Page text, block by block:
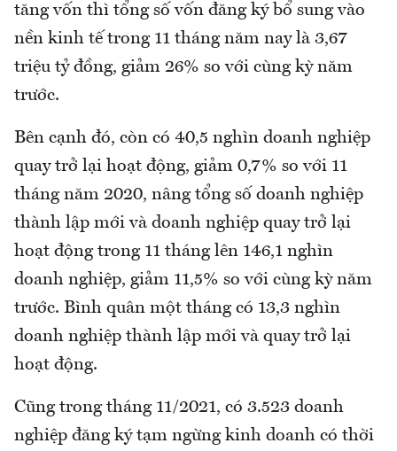
tăng vốn thì tổng số vốn đăng ký bổ sung vào
nền kinh tế trong 11 tháng năm nay là 3,67
triệu tỷ đồng, giảm 26% so với cùng kỳ năm
trước.
Bên cạnh đó, còn có 40,5 nghìn doanh nghiệp
quay trở lại hoạt động, giảm 0,7% so với 11
tháng năm 2020, nâng tổng số doanh nghiệp
thành lập mới và doanh nghiệp quay trở lại
hoạt động trong 11 tháng lên 146,1 nghìn
doanh nghiệp, giảm 11,5% so với cùng kỳ năm
trước. Bình quân một tháng có 13,3 nghìn
doanh nghiệp thành lập mới và quay trở lại
hoạt động.
Cũng trong tháng 11/2021, có 3.523 doanh
nghiệp đăng ký tạm ngừng kinh doanh có thời